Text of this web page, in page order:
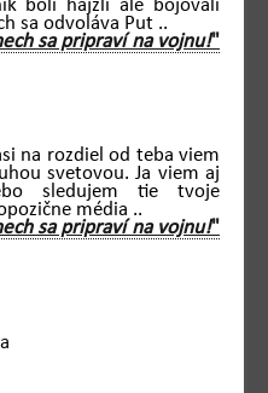
boli hajzli ale bojovali
sa odvoláva Put ..
sa pripraví na vojnu!"
na rozdiel od teba viem
svetovou. Ja viem aj
sledujem tie tvoje
média ..
sa pripraví na vojnu!"